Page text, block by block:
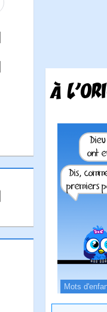
À
Mots